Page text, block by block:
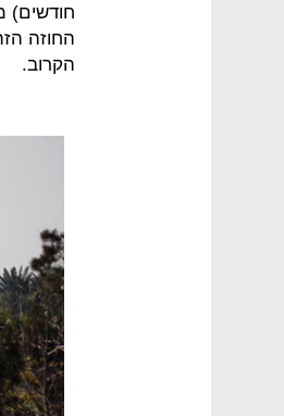
הקרוב.